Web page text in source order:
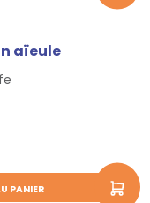
aïeule
PANIER